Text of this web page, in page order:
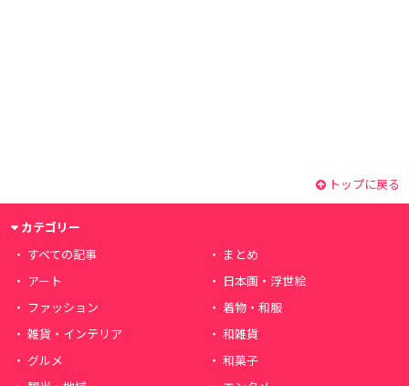
トップに戻る
カテゴリー
すべての記事
まとめ
アート
日本画・浮世絵
ファッション
着物・和服
雑貨・インテリア
和雑貨
グルメ
和菓子